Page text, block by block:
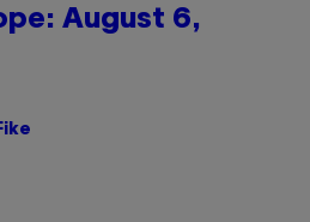
August 6,